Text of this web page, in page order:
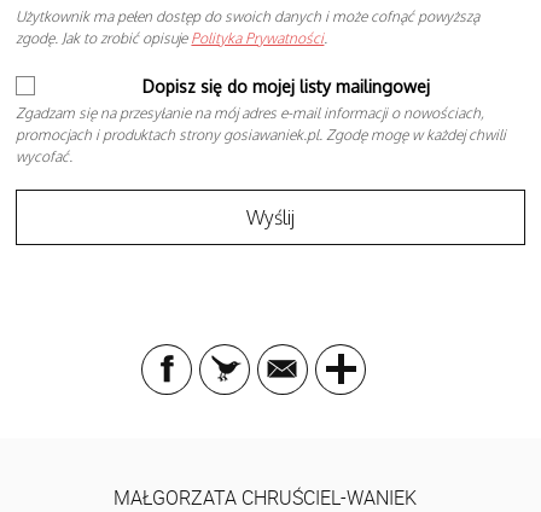
Użytkownik ma pełen dostęp do swoich danych i może cofnąć powyższą
zgodę. Jak to zrobić opisuje Polityka Prywatności.
Dopisz się do mojej listy mailingowej
Zgadzam się na przesyłanie na mój adres e-mail informacji o nowościach,
promocjach i produktach strony gosiawaniek.pl. Zgodę mogę w każdej chwili
wycofać.
MAŁGORZATA CHRUŚCIEL-WANIEK